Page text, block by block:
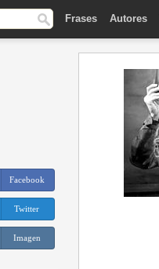
Frases Autores
Facebook
Twitter
Imagen